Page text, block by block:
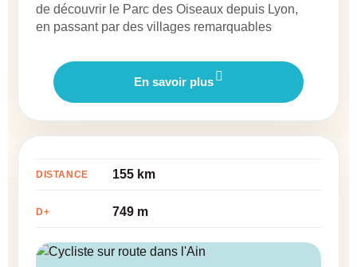
de découvrir le Parc des Oiseaux depuis Lyon,
en passant par des villages remarquables
En savoir plus
DISTANCE 155 km
D+ 749 m